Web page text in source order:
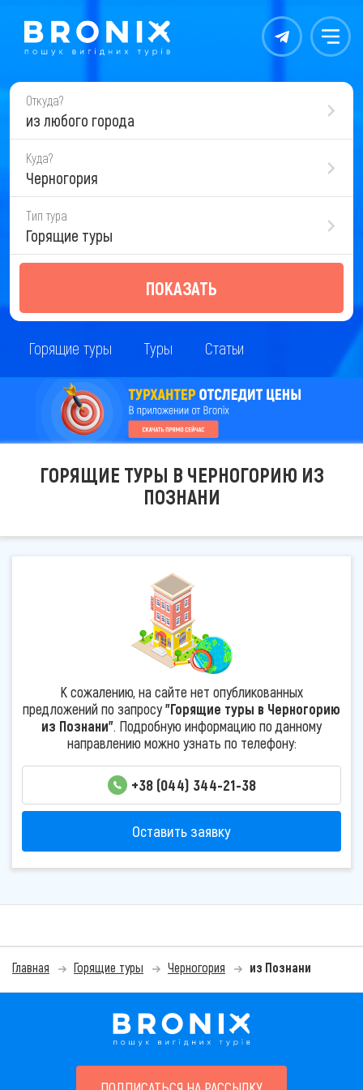
Контакты Меню
Откуда?
из любого города
Куда?
Черногория
Тип тура
Горящие туры
ПОКАЗАТЬ
Горящие туры Туры Статьи
ГОРЯЩИЕ ТУРЫ В ЧЕРНОГОРИЮ ИЗ
ПОЗНАНИ
К сожалению, на сайте нет опубликованных
предложений по запросу"Горящие туры в Черногорию
из Познани". Подробную информацию по данному
направлению можно узнать по телефону:
+38 (044) 344-21-38
Оставить заявку
Главная Горящие туры Черногория из Познани